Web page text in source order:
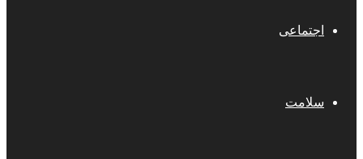
اجتماعی
سلامت